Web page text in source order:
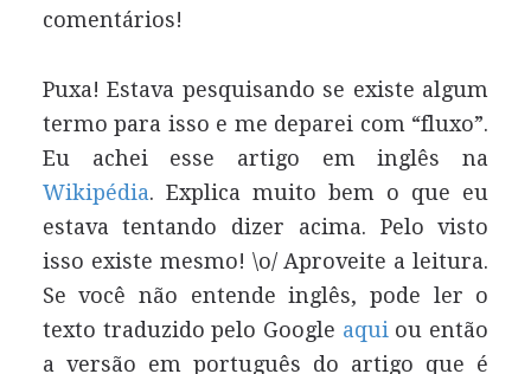
comentários!
Puxa! Estava pesquisando se existe algum
termo para isso e me deparei com “fluxo”.
Eu achei esse artigo em inglês na
Wikipédia. Explica muito bem o que eu
estava tentando dizer acima. Pelo visto
isso existe mesmo! \o/ Aproveite a leitura.
Se você não entende inglês, pode ler o
texto traduzido pelo Google aquiou então
a versão em português do artigo que é